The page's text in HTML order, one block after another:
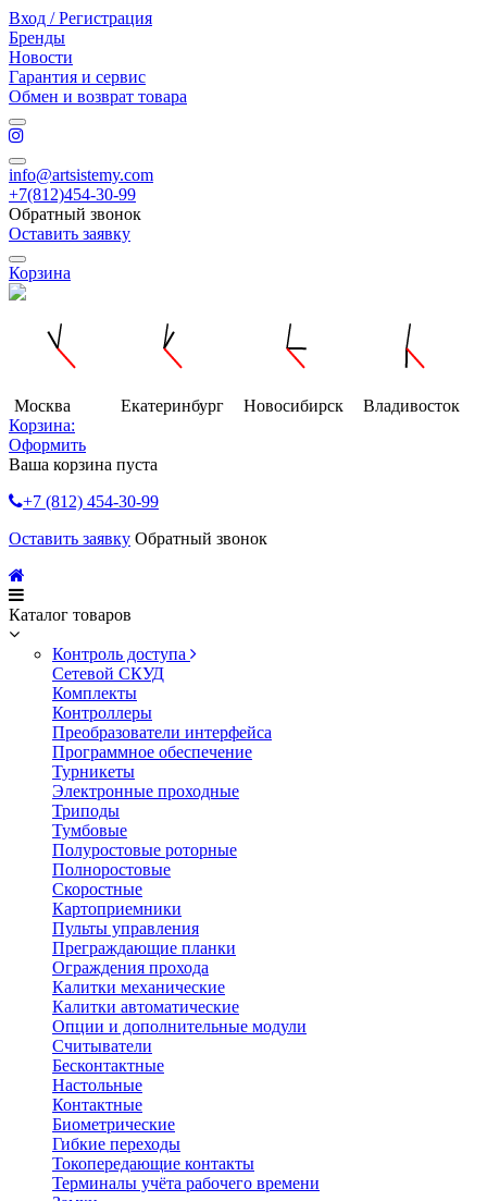
Вход / Регистрация
Бренды
Новости
Гарантия и сервис
Обмен и возврат товара
info@artsistemy.com
+7(812)454-30-99
Обратный звонок
Оставить заявку
Корзина
Москва Екатеринбург Новосибирск
Владивосток
Корзина:
Оформить
Ваша корзина пуста
+7 (812) 454-30-99
Оставить заявку Обратный звонок
Каталог товаров
Контроль доступа
Сетевой СКУД
Комплекты
Контроллеры
Преобразователи интерфейса
Программное обеспечение
Турникеты
Электронные проходные
Триподы
Тумбовые
Полуростовые роторные
Полноростовые
Скоростные
Картоприемники
Пульты управления
Преграждающие планки
Ограждения прохода
Калитки механические
Калитки автоматические
Опции и дополнительные модули
Считыватели
Бесконтактные
Настольные
Контактные
Биометрические
Гибкие переходы
Токопередающие контакты
Терминалы учёта рабочего времени